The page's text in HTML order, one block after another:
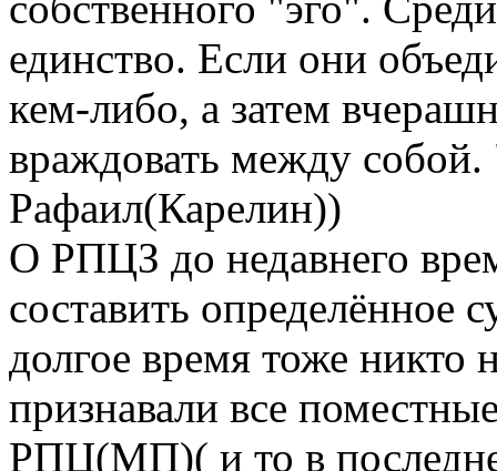
единство. Если они
кем-либо, а затем
враждовать между
Рафаил(Карелин))
О РПЦЗ до недавнего
составить
долгое время тоже никто
признавали все
РПЦ(МП)( и то в